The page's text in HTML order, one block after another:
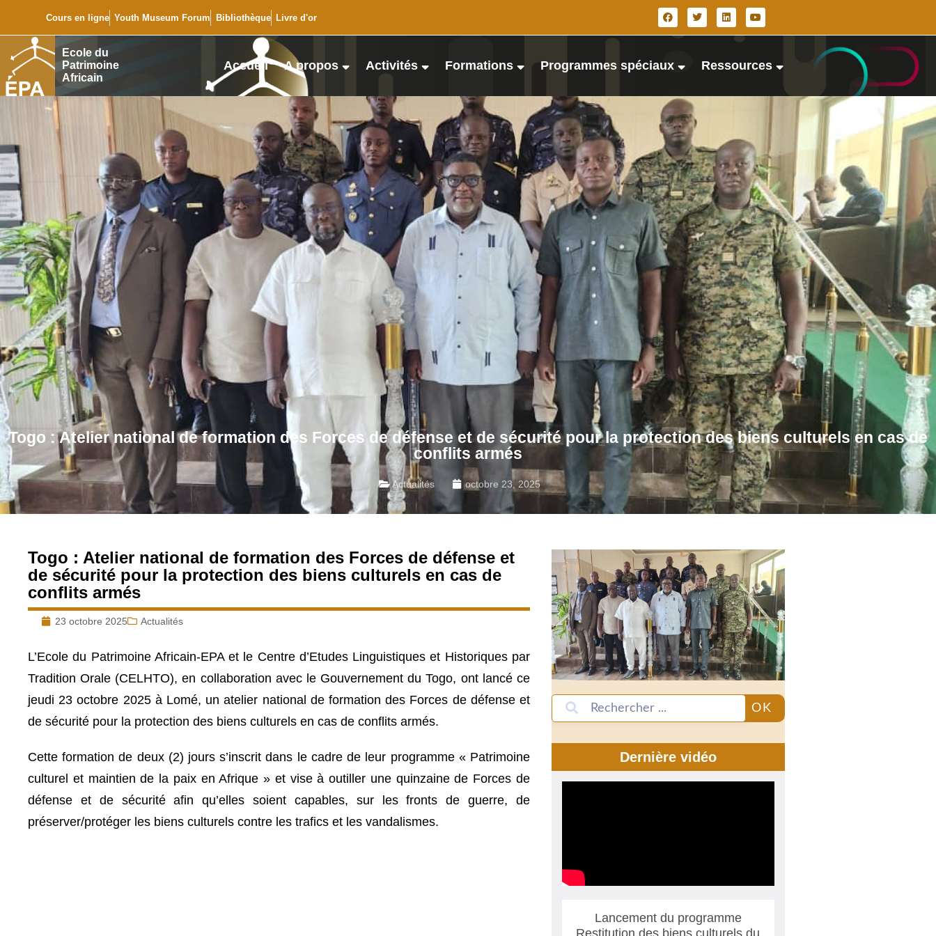
Cours en ligne Youth Museum Forum Bibliothèque Livre d'or
Ecole du
Patrimoine
Africain
Accueil A propos Activités Formations Programmes spéciaux Ressources
Togo : Atelier national de formation des Forces de défense et de sécurité pour la protection des biens culturels en cas de
conflits armés
Actualités octobre 23, 2025
Togo : Atelier national de formation des Forces de défense et
de sécurité pour la protection des biens culturels en cas de
conflits armés
23 octobre 2025 Actualités
L’Ecole du Patrimoine Africain-EPA et le Centre d’Etudes Linguistiques et Historiques par
Tradition Orale (CELHTO), en collaboration avec le Gouvernement du Togo, ont lancé ce
jeudi 23 octobre 2025 à Lomé, un atelier national de formation des Forces de défense et
de sécurité pour la protection des biens culturels en cas de conflits armés.
Cette formation de deux (2) jours s’inscrit dans le cadre de leur programme « Patrimoine
culturel et maintien de la paix en Afrique » et vise à outiller une quinzaine de Forces de
défense et de sécurité afin qu’elles soient capables, sur les fronts de guerre, de
préserver/protéger les biens culturels contre les trafics et les vandalismes.
OK
Dernière vidéo
Lancement du programme